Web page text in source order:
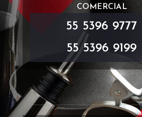
COMERCIAL
55 5396 9777
55 5396 9199